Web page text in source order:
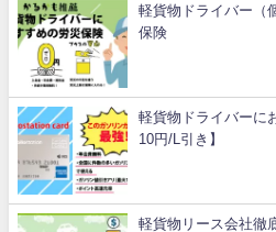
軽貨物ドライバー（
保険
軽貨物ドライバーに
10円/L引き】
軽貨物リース会社徹